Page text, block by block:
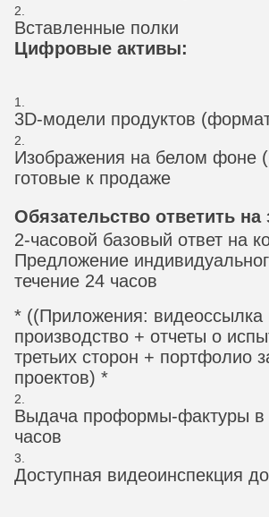
Вставленные полки
Цифровые активы:
3D-модели продуктов
Изображения на белом фоне
готовые к продаже
Обязательство ответить на
2-часовой базовый ответ на
Предложение
течение 24 часов
* ((Приложения: видеоссылка
производство + отчеты о
третьих сторон + портфолио
проектов) *
Выдача проформы-фактуры в
часов
Доступная видеоинспекция до